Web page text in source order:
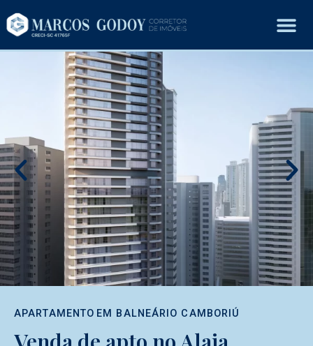
APARTAMENTO EM BALNEÁRIO CAMBORIÚ